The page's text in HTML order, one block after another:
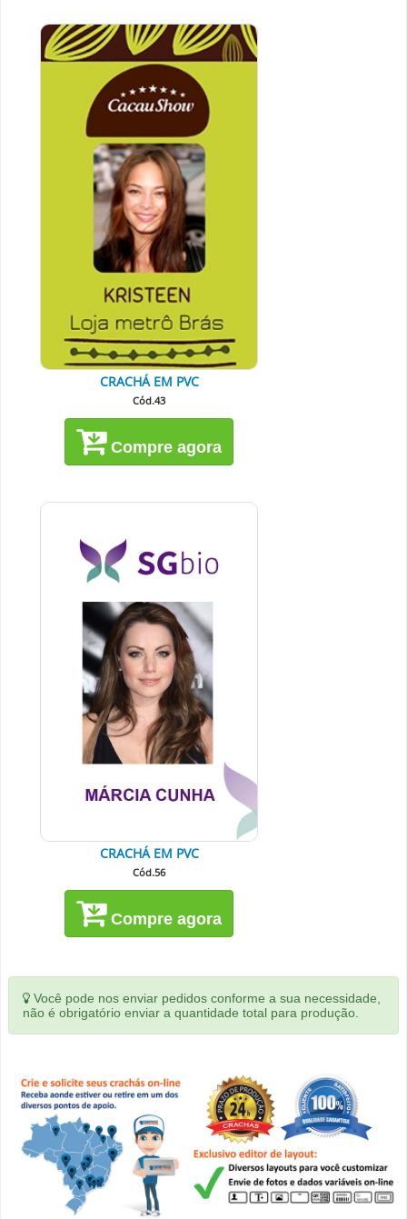
CRACHÁ EM PVC
Cód.43
Compre agora
CRACHÁ EM PVC
Cód.56
Compre agora
Você pode nos enviar pedidos conforme a sua necessidade,
não é obrigatório enviar a quantidade total para produção.